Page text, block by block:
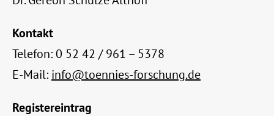
Kontakt
Telefon: 0 52 42 / 961 – 5378
E-Mail: info@toennies-forschung.de
Registereintrag